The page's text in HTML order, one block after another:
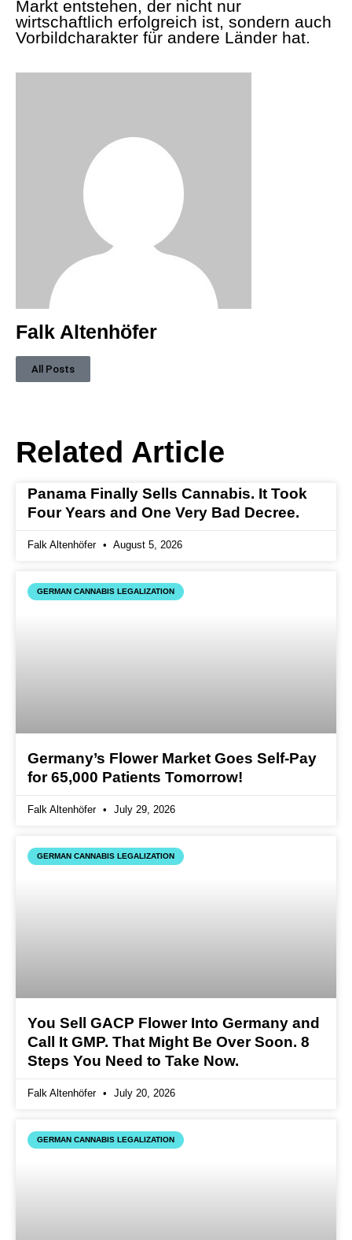
Markt entstehen, der nicht nur
wirtschaftlich erfolgreich ist, sondern auch
Vorbildcharakter für andere Länder hat.
Falk Altenhöfer
All Posts
Related Article
Panama Finally Sells Cannabis. It Took
Four Years and One Very Bad Decree.
Falk Altenhöfer August 5, 2026
GERMAN CANNABIS LEGALIZATION
Germany’s Flower Market Goes Self-Pay
for 65,000 Patients Tomorrow!
Falk Altenhöfer July 29, 2026
GERMAN CANNABIS LEGALIZATION
You Sell GACP Flower Into Germany and
Call It GMP. That Might Be Over Soon. 8
Steps You Need to Take Now.
Falk Altenhöfer July 20, 2026
GERMAN CANNABIS LEGALIZATION